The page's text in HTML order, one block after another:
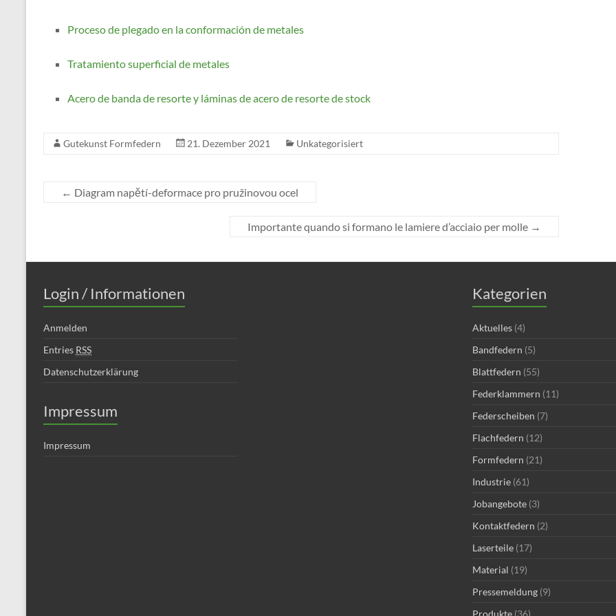
Proceso de plegado en la conformación de metales
Tratamiento superficial de metales
Acero de banda de resorte y láminas de acero de resorte de stock
Gutekunst Formfedern 21. Dezember 2021 Unkategorisiert
← Diagram napětí-deformace pro pružinovou ocel
Importante quando si formano le lamiere d’acciaio per molle →
Login / Informationen
Anmelden
Entries RSS
Datenschutzerklärung
Impressum
Impressum
Kategorien
Aktuelles (4)
Bandfedern (5)
Blattfedern (55)
Federklammern (11)
Federscheiben (7)
Flachfedern (12)
Formfedern (21)
Industrie (61)
Jobangebote (3)
Kontaktfedern (2)
Laserteile (17)
Material (19)
Pressemeldung (9)
Produkte (36)